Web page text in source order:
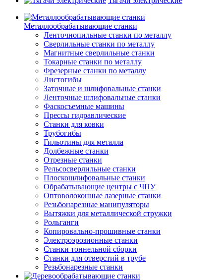
Металлообрабатывающие станки
Ленточнопильные станки по металлу
Сверлильные станки по металлу
Магнитные сверлильные станки
Токарные станки по металлу
Фрезерные станки по металлу
Листогибы
Заточные и шлифовальные станки
Ленточные шлифовальные станки
Фаскосъемные машины
Прессы гидравлические
Станки для ковки
Трубогибы
Гильотины для металла
Долбежные станки
Отрезные станки
Рельсосверлильные станки
Плоскошлифовальные станки
Обрабатывающие центры с ЧПУ
Оптоволоконные лазерные станки
Резьбонарезные манипуляторы
Вытяжки для металлической стружки
Рольганги
Копировально-прошивные станки
Электроэрозионные станки
Станки тоннельной сборки
Станки для отверстий в трубе
Резьбонарезные станки